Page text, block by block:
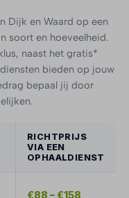
Dijk en Waard op een
soort en hoeveelheid.
naast het gratis*
bieden op jouw
bepaal jij door
RICHTPRIJS
VIA EEN
OPHAALDIENST
€88 – €158